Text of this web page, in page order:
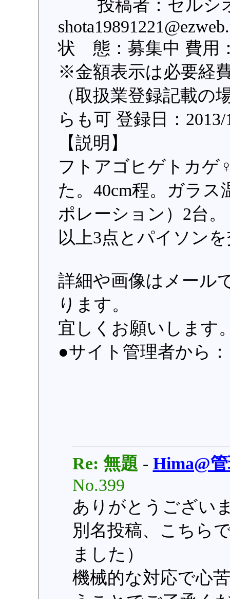
投稿者：セルシオ
状 態：募集中 費用
※金額表示は必要経
（取扱業登録記載の
らも可 登録日：2013/
【説明】
フトアゴヒゲトカゲ
た。40cm程。ガラ
ポレーション）2台。
以上3点とパイソン
詳細や画像はメール
ります。
宜しくお願いします
●サイト管理者か
Re: 無題 - Hima@
No.399
ありがとうござい
別名投稿、こちら
ました）
機械的な対応で心